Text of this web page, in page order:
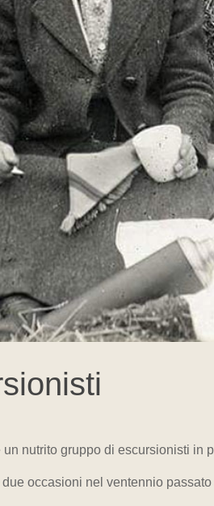
nutrito gruppo di escursionisti in
occasioni nel ventennio